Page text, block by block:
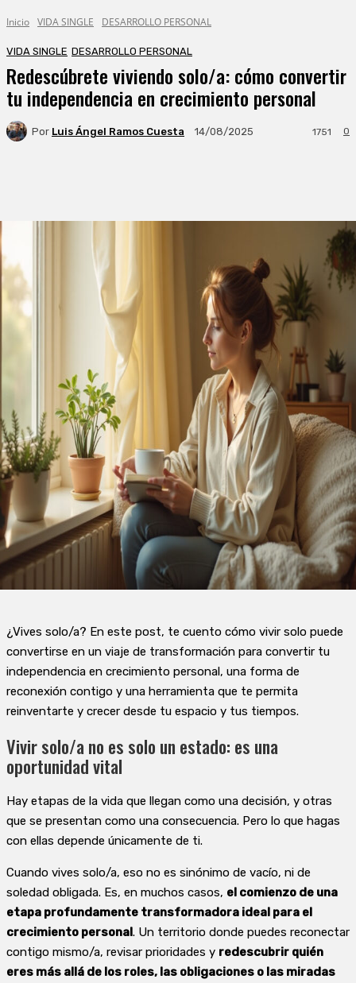
Inicio VIDA SINGLE DESARROLLO PERSONAL
VIDA SINGLE DESARROLLO PERSONAL
Redescúbrete viviendo solo/a: cómo convertir
tu independencia en crecimiento personal
Por Luis Ángel Ramos Cuesta 14/08/2025 0
1751
¿Vives solo/a? En este post, te cuento cómo vivir solo puede
convertirse en un viaje de transformación para convertir tu
independencia en crecimiento personal, una forma de
reconexión contigo y una herramienta que te permita
reinventarte y crecer desde tu espacio y tus tiempos.
Vivir solo/a no es solo un estado: es una
oportunidad vital
Hay etapas de la vida que llegan como una decisión, y otras
que se presentan como una consecuencia. Pero lo que hagas
con ellas depende únicamente de ti.
Cuando vives solo/a, eso no es sinónimo de vacío, ni de
soledad obligada. Es, en muchos casos, el comienzo de una
etapa profundamente transformadora ideal para el
crecimiento personal. Un territorio donde puedes reconectar
contigo mismo/a, revisar prioridades y redescubrir quién
eres más allá de los roles, las obligaciones o las miradas